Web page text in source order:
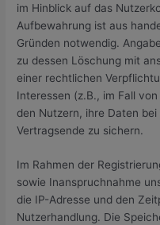
im Hinblick auf das
Aufbewahrung ist aus
Gründen notwendig.
zu dessen Löschung mit
einer rechtlichen
Interessen (z.B., im Fall
den Nutzern, ihre Daten
Vertragsende zu sichern.
Im Rahmen der
sowie Inanspruchnahme
die IP-Adresse und den
Nutzerhandlung. Die